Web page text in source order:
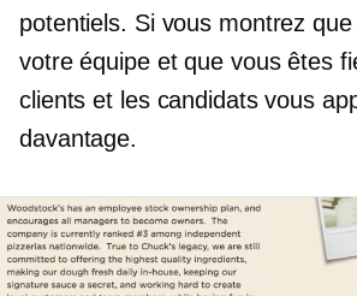
potentiels. Si vous montrez
votre équipe et que vous êtes
clients et les candidats vous
davantage.